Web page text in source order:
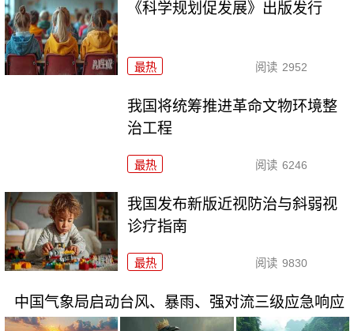
《科学规划促发展》出版发行
最热 阅读 2952
我国将统筹推进革命文物环境整
治工程
最热 阅读 6246
我国发布新版近视防治与斜弱视
诊疗指南
最热 阅读 9830
中国气象局启动台风、暴雨、强对流三级应急响应